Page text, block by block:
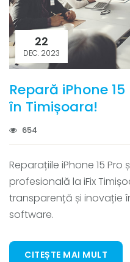
22
DEC. 2023
Repară iPhone
în Timișoara!
654
Reparațiile iPhone 15
profesională la iFix
transparență și inovație
software.
CITEȘTE MAI MULT